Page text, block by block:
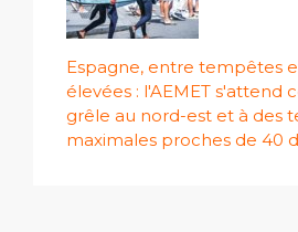
Espagne, entre tempêtes
élevées : l'AEMET s'attend
grêle au nord-est et à des
maximales proches de 40